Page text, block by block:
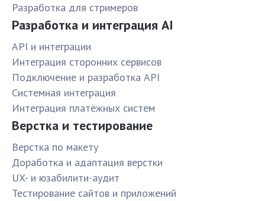
Разработка для стримеров
Разработка и интеграция AI
API и интеграции
Интеграция сторонних сервисов
Подключение и разработка API
Системная интеграция
Интеграция платёжных систем
Верстка и тестирование
Верстка по макету
Доработка и адаптация верстки
UX- и юзабилити-аудит
Тестирование сайтов и приложений